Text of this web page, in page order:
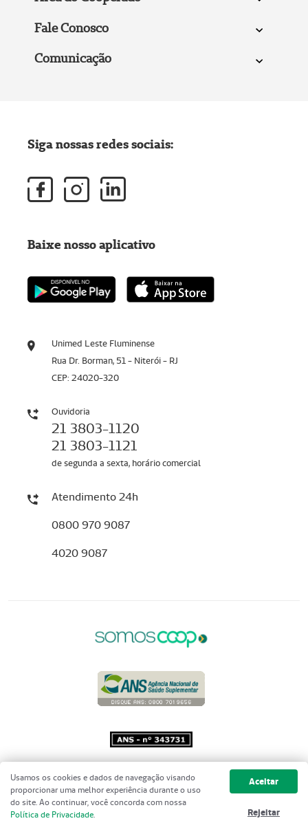
Fale Conosco
Comunicação
Unimed Leste Fluminense
Rua Dr. Borman, 51 - Niterói - RJ
CEP: 24020-320
Ouvidoria
21 3803-1120
21 3803-1121
de segunda a sexta, horário comercial
Atendimento 24h
0800 970 9087
4020 9087
Siga nossas redes sociais:
Baixe nosso aplicativo
Copyright 2001 - 2026 Unimed do
Brasil - Todos os direitos reservados
Usamos os cookies e dados de navegação visando
proporcionar uma melhor experiência durante o uso
do site. Ao continuar, você concorda com nossa
Política de Privacidade.
Aceitar
Rejeitar